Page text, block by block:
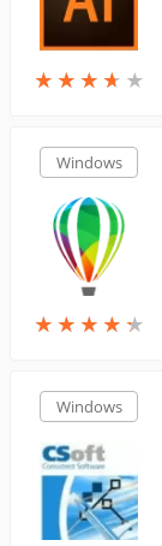
★ ★ ★ ★ ★
★ ★ ★ ★ ★
Windows
★ ★ ★ ★ ★
★ ★ ★ ★ ★
Windows